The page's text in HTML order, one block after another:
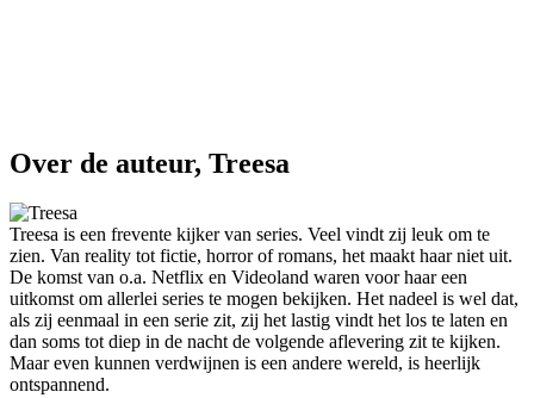
Over de auteur, Treesa
Treesa is een frevente kijker van series. Veel vindt zij leuk om te
zien. Van reality tot fictie, horror of romans, het maakt haar niet uit.
De komst van o.a. Netflix en Videoland waren voor haar een
uitkomst om allerlei series te mogen bekijken. Het nadeel is wel dat,
als zij eenmaal in een serie zit, zij het lastig vindt het los te laten en
dan soms tot diep in de nacht de volgende aflevering zit te kijken.
Maar even kunnen verdwijnen is een andere wereld, is heerlijk
ontspannend.